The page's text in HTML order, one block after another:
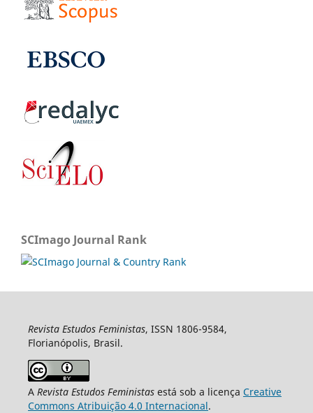
SCImago Journal Rank
Revista Estudos Feministas, ISSN 1806-9584,
Florianópolis, Brasil.
A Revista Estudos Feministasestá sob a licença Creative
Commons Atribuição 4.0 Internacional.